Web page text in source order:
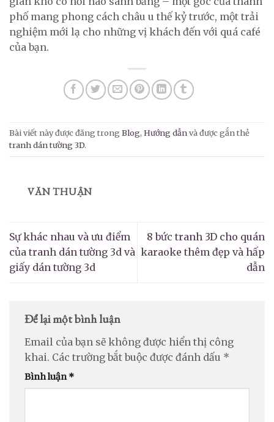
phố mang phong cách châu u thế kỷ trước, một trải
nghiệm mới lạ cho những vị khách đến với quá café
của bạn.
Bài viết này được đăng trong Blog, Hướng dẫnvà được gắn thẻ
tranh dán tường 3D.
VĂN THUẬN
Sự khác nhau và ưu điểm
của tranh dán tường 3d và
giấy dán tường 3d
8 bức tranh 3D cho quán
karaoke thêm đẹp và hấp
dẫn
Để lại một bình luận
Email của bạn sẽ không được hiển thị công
khai. Các trường bắt buộc được đánh dấu *
Bình luận*